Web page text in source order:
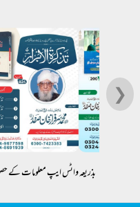
❯
بذریعہ واٹس ایپ معلومات کے